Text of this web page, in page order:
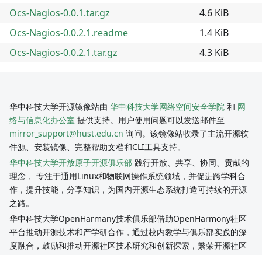
Ocs-Nagios-0.0.1.tar.gz
4.6 KiB
Ocs-Nagios-0.0.2.1.readme
1.4 KiB
Ocs-Nagios-0.0.2.1.tar.gz
4.3 KiB
华中科技大学开源镜像站由 华中科技大学网络空间安全学院 和 网
络与信息化办公室 提供支持。用户使用问题可以发送邮件至
mirror_support@hust.edu.cn 询问。该镜像站收录了主流开源软
件源、安装镜像、完整帮助文档和CLI工具支持。
华中科技大学开放原子开源俱乐部 践行开放、共享、协同、贡献的
理念， 专注于通用Linux和物联网操作系统领域，并促进跨学科合
作，提升技能，分享知识，为国内开源生态系统打造可持续的开源
之路。
华中科技大学OpenHarmany技术俱乐部借助OpenHarmony社区
平台推动开源技术和产学研合作，通过校内教学与俱乐部实践的深
度融合，鼓励和推动开源社区技术研究和创新探索，繁荣开源社区